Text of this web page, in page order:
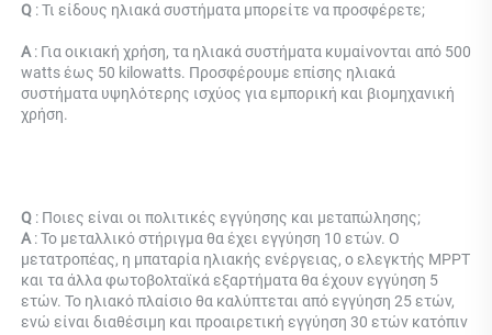
Q : Τι είδους ηλιακά συστήματα μπορείτε να προσφέρετε;
Α : Για οικιακή χρήση, τα ηλιακά συστήματα κυμαίνονται από 500
watts έως 50 kilowatts. Προσφέρουμε επίσης ηλιακά
συστήματα υψηλότερης ισχύος για εμπορική και βιομηχανική
χρήση.
Q : Ποιες είναι οι πολιτικές εγγύησης και μεταπώλησης;
Α : Το μεταλλικό στήριγμα θα έχει εγγύηση 10 ετών. Ο
μετατροπέας, η μπαταρία ηλιακής ενέργειας, ο ελεγκτής MPPT
και τα άλλα φωτοβολταϊκά εξαρτήματα θα έχουν εγγύηση 5
ετών. Το ηλιακό πλαίσιο θα καλύπτεται από εγγύηση 25 ετών,
ενώ είναι διαθέσιμη και προαιρετική εγγύηση 30 ετών κατόπιν